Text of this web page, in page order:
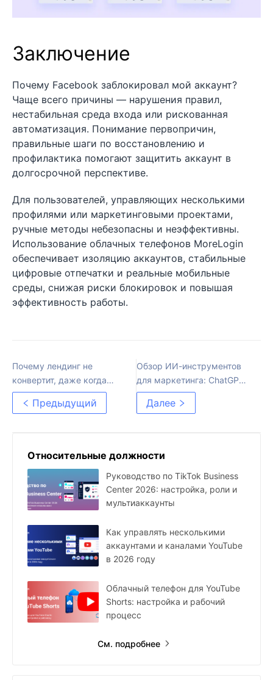
Заключение
Почему Facebook заблокировал мой аккаунт?
Чаще всего причины — нарушения правил,
нестабильная среда входа или рискованная
автоматизация. Понимание первопричин,
правильные шаги по восстановлению и
профилактика помогают защитить аккаунт в
долгосрочной перспективе.
Для пользователей, управляющих несколькими
профилями или маркетинговыми проектами,
ручные методы небезопасны и неэффективны.
Использование облачных телефонов MoreLogin
обеспечивает изоляцию аккаунтов, стабильные
цифровые отпечатки и реальные мобильные
среды, снижая риски блокировок и повышая
эффективность работы.
Почему лендинг не
конвертит, даже когда
трафик хороший
Предыдущий
Обзор ИИ-инструментов
для маркетинга: ChatGPT,
Claude, Gemini и Perplexity
Далее
Относительные должности
Руководство по TikTok Business
Center 2026: настройка, роли и
мультиаккаунты
Как управлять несколькими
аккаунтами и каналами YouTube
в 2026 году
Облачный телефон для YouTube
Shorts: настройка и рабочий
процесс
См. подробнее